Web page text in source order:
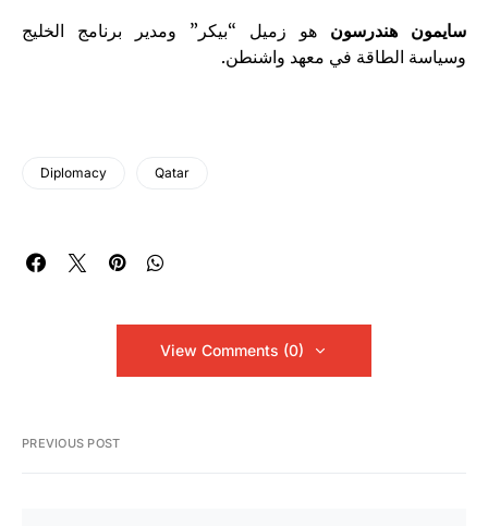
سايمون هندرسون هو زميل “بيكر” ومدير برنامج الخليج
وسياسة الطاقة في معهد واشنطن.
Diplomacy Qatar
View Comments (0)
PREVIOUS POST